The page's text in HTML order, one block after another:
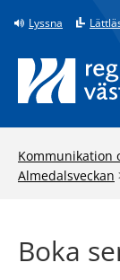
Till innehåll på
Lyssna
Kommunikation
Almedalsveckan
Boka